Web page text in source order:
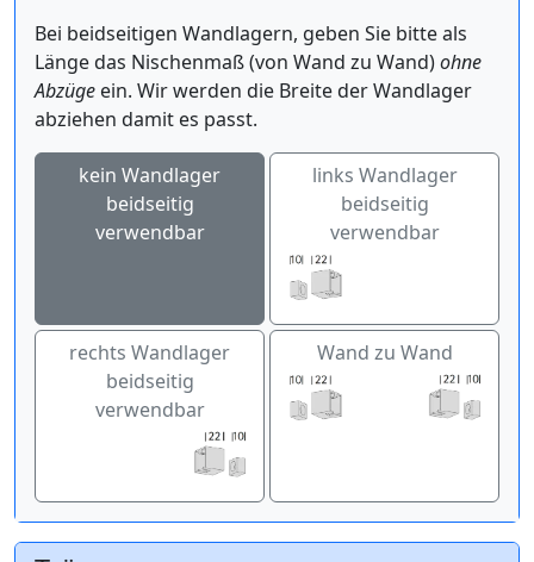
Bei beidseitigen Wandlagern, geben Sie bitte als
Länge das Nischenmaß (von Wand zu Wand)ohne
Abzüge ein. Wir werden die Breite der Wandlager
abziehen damit es passt.
kein Wandlager
beidseitig
verwendbar
links Wandlager
beidseitig
verwendbar
rechts Wandlager
beidseitig
verwendbar
Wand zu Wand